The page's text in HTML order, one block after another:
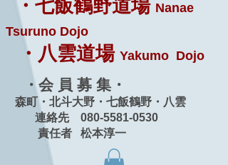
・七飯鶴野道場 Nanae
Tsuruno Dojo
・八雲道場 Yakumo Dojo
・会 員 募 集・
森町・北斗大野・七飯鶴野・八雲
連絡先 080-5581-0530
責任者 松本淳一